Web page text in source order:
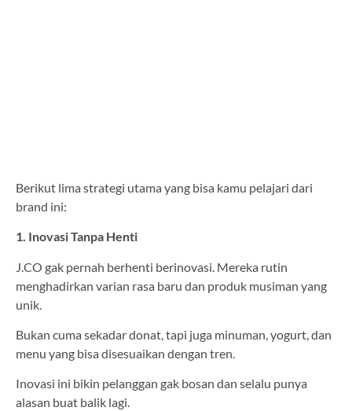
Berikut lima strategi utama yang bisa kamu pelajari dari
brand ini:
1. Inovasi Tanpa Henti
J.CO gak pernah berhenti berinovasi. Mereka rutin
menghadirkan varian rasa baru dan produk musiman yang
unik.
Bukan cuma sekadar donat, tapi juga minuman, yogurt, dan
menu yang bisa disesuaikan dengan tren.
Inovasi ini bikin pelanggan gak bosan dan selalu punya
alasan buat balik lagi.